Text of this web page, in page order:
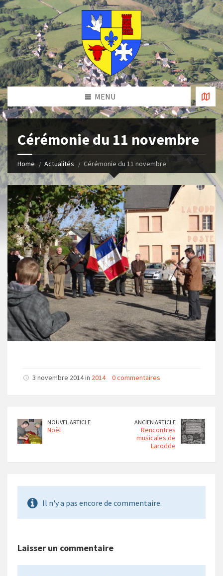
MENU
Cérémonie du 11 novembre
Home Actualités Cérémonie du 11 novembre
3 novembre 2014 in 2014 0 commentaires
NOUVEL ARTICLE
Noël
ANCIEN ARTICLE
Rencontres
musicales de
Larodde
Il n'y a pas encore de commentaire.
Laisser un commentaire